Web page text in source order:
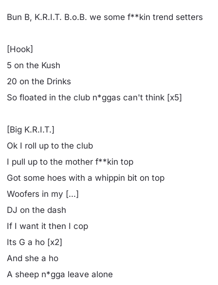
Bun B, K.R.I.T. B.o.B. we some f**kin trend setters
[Hook]
5 on the Kush
20 on the Drinks
So floated in the club n*ggas can't think [x5]
[Big K.R.I.T.]
Ok I roll up to the club
I pull up to the mother f**kin top
Got some hoes with a whippin bit on top
Woofers in my [...]
DJ on the dash
If I want it then I cop
Its G a ho [x2]
And she a ho
A sheep n*gga leave alone